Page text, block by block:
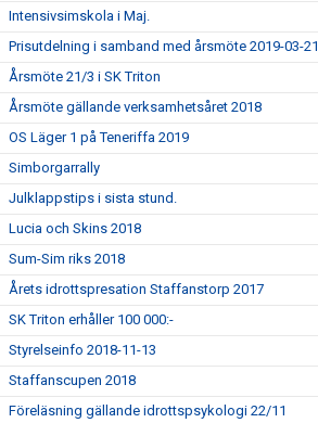
Intensivsimskola i Maj.
Prisutdelning i samband med årsmöte 2019-03-21
Årsmöte 21/3 i SK Triton
Årsmöte gällande verksamhetsåret 2018
OS Läger 1 på Teneriffa 2019
Simborgarrally
Julklappstips i sista stund.
Lucia och Skins 2018
Sum-Sim riks 2018
Årets idrottspresation Staffanstorp 2017
SK Triton erhåller 100 000:-
Styrelseinfo 2018-11-13
Staffanscupen 2018
Föreläsning gällande idrottspsykologi 22/11